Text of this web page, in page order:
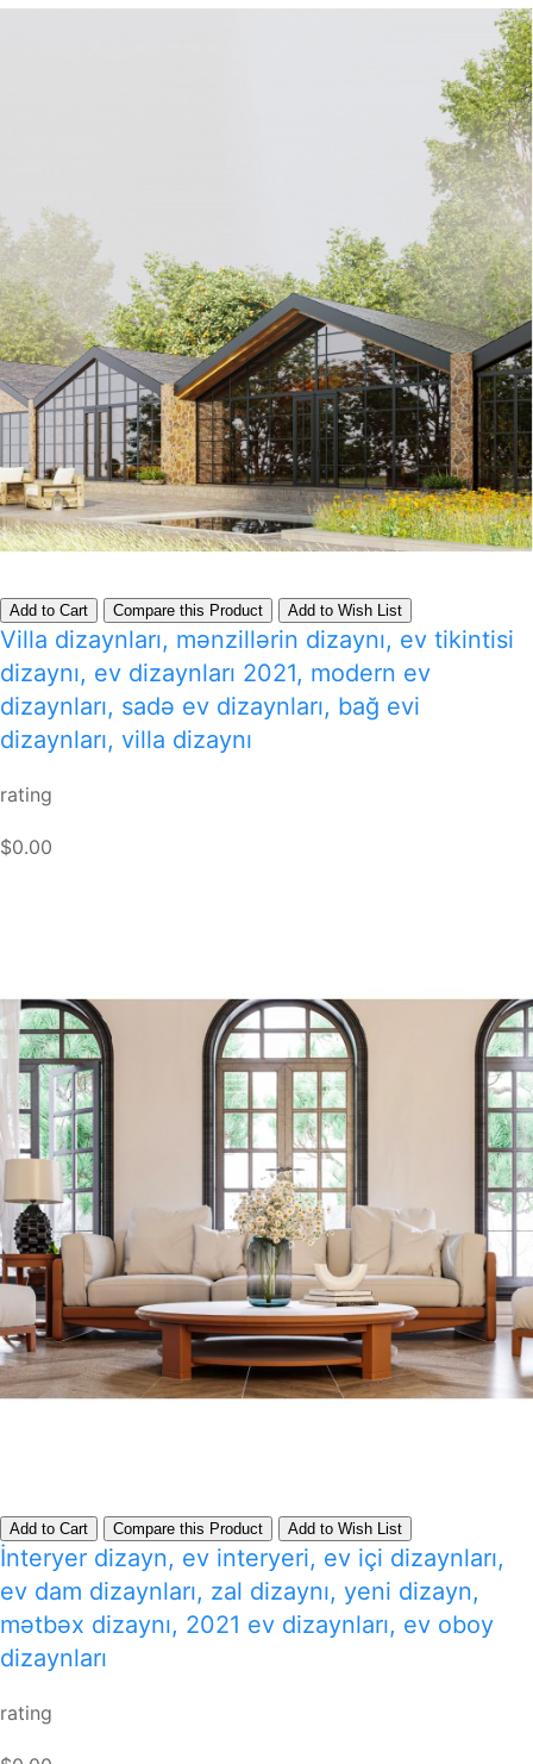
Add to Cart Compare this Product Add to Wish List
Villa dizaynları, mənzillərin dizaynı, ev tikintisi
dizaynı, ev dizaynları 2021, modern ev
dizaynları, sadə ev dizaynları, bağ evi
dizaynları, villa dizaynı
rating
$0.00
Add to Cart Compare this Product Add to Wish List
İnteryer dizayn, ev interyeri, ev içi dizaynları,
ev dam dizaynları, zal dizaynı, yeni dizayn,
mətbəx dizaynı, 2021 ev dizaynları, ev oboy
dizaynları
rating